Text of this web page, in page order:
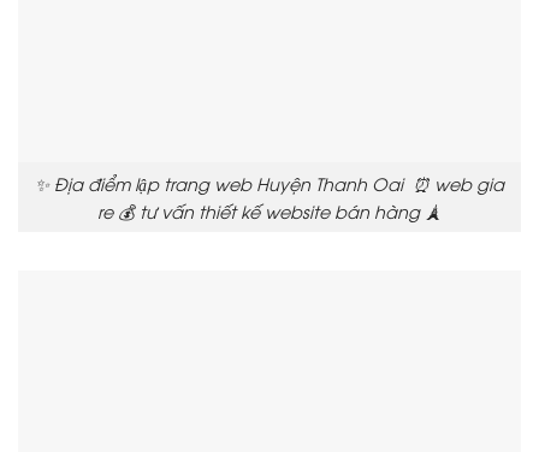
✨ Địa điểm lập trang web Huyện Thanh Oai ⏰ web gia
re 💰 tư vấn thiết kế website bán hàng 🗼